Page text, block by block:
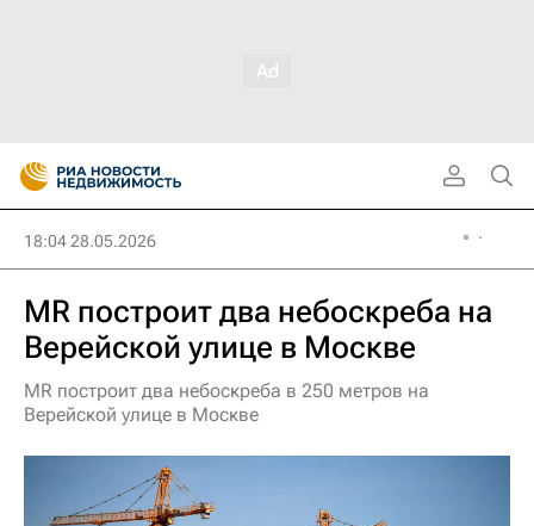
18:04 28.05.2026
MR построит два небоскреба на
Верейской улице в Москве
MR построит два небоскреба в 250 метров на
Верейской улице в Москве